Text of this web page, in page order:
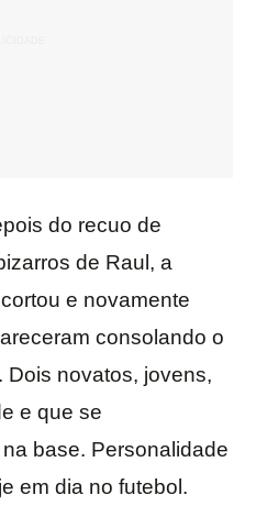
do recuo de
de Raul, a
e novamente
consolando o
novatos, jovens,
e que se
base. Personalidade
em dia no futebol.